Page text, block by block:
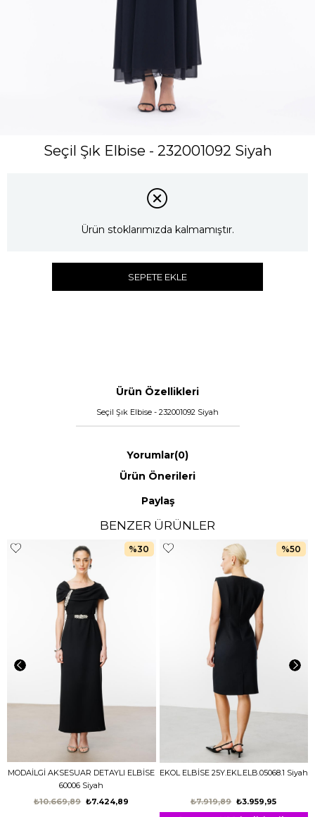
Seçil Şık Elbise - 232001092 Siyah
Ürün stoklarımızda kalmamıştır.
SEPETE EKLE
Ürün Özellikleri
Seçil Şık Elbise - 232001092 Siyah
Yorumlar(0)
Ürün Önerileri
Paylaş
BENZER ÜRÜNLER
MODAİLGİ AKSESUAR DETAYLI ELBİSE
60006 Siyah
₺7.424,89
₺10.669,89
%30
EKOL ELBİSE 25Y.EKL.ELB.05068.1 Siyah
₺3.959,95
₺7.919,89
%50